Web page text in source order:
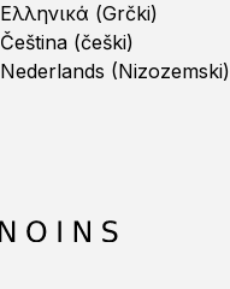
Ελληνικά (Grčki)
Čeština (češki)
Nederlands (Nizozemski)